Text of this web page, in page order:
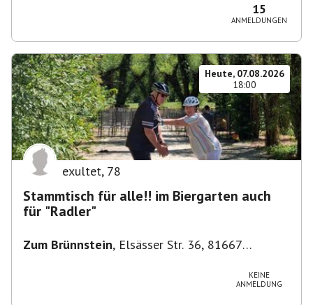
15
ANMELDUNGEN
Heute, 07.08.2026
18:00
exultet, 78
Stammtisch für alle!! im Biergarten auch
für "Radler"
Zum Brünnstein, Elsässer Str. 36, 81667
KEINE
ANMELDUNG